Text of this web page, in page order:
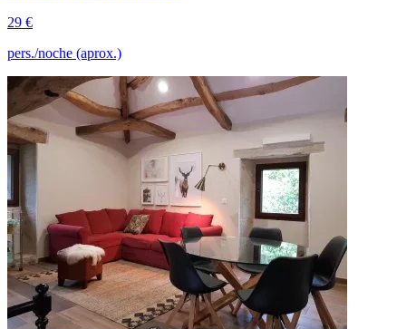
29 €
pers./noche (aprox.)